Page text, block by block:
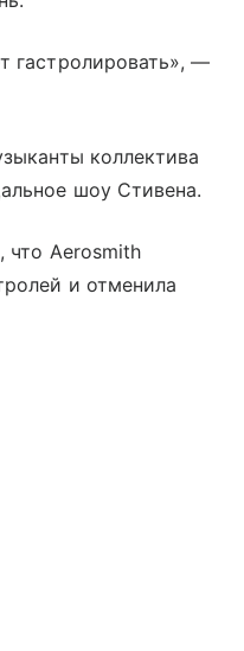
гастролировать», —
коллектива
шоу Стивена.
что Aerosmith
и отменила